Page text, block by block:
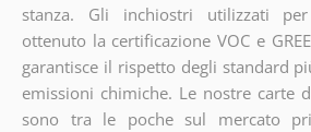
stanza. Gli inchiostri utilizzati
ottenuto la certificazione VOC e
garantisce il rispetto degli standard
emissioni chimiche. Le nostre carte
sono tra le poche sul mercato